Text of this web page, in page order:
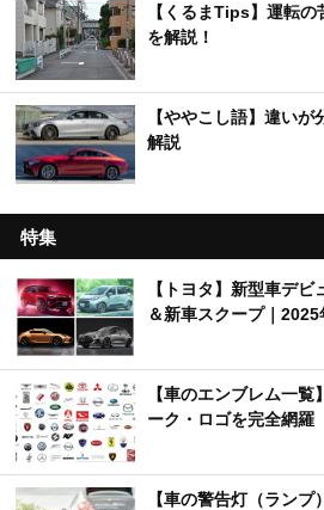
【くるまTips】運転
を解説！
【ややこし語】違い
解説
特集
【トヨタ】新型車デ
＆新車スクープ｜
【車のエンブレム一
ーク・ロゴを完全網羅
【車の警告灯（ラン